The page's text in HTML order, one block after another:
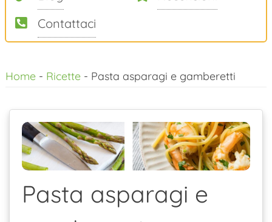
Contattaci
alHome- Ricette- Pasta asparagi e gamberetti
Pasta asparagi e